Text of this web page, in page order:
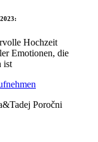
Hochzeit
Emotionen, die
ist
Poročni